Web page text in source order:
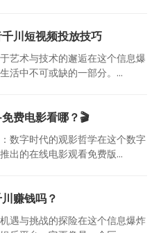
川短视频投放技巧
艺术与技术的邂逅在这个信息爆
活中不可或缺的一部分。...
费电影看哪？🎬
数字时代的观影哲学在这个数字
出的在线电影观看免费版...
赚钱吗？
遇与挑战的探险在这个信息爆炸